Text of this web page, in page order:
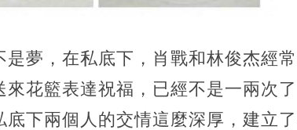
夢，在私底下，肖戰和林俊杰經
花籃表達祝福，已經不是一兩次
下兩個人的交情這麼深厚，建立了